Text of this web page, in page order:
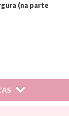
(na parte